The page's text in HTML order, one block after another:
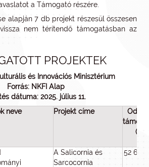
a Támogató részére.
alapján 7 db projekt részesül összesen
nem térítendő támogatásban az
PROJEKTEK
és Innovációs Minisztérium
Forrás: NKFI Alap
dátuma: 2025. július 11.
neve Projekt címe
(Ft)
A Salicornia és
Sarcocornia
52 632